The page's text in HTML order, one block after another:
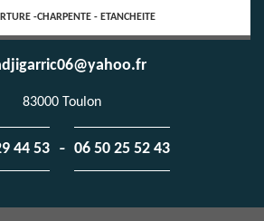
-CHARPENTE - ETANCHEITE
83000 Toulon
44 53 - 06 50 25 52 43